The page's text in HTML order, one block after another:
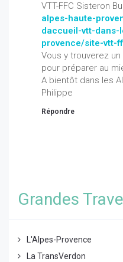
VTT-FFC Sisteron
alpes-haute-
daccueil-vtt-dans-
provence/site-vtt-
Vous y trouverez
pour préparer au
A bientôt dans les
Philippe
Répondre
Grandes
L'Alpes-Provence
La TransVerdon